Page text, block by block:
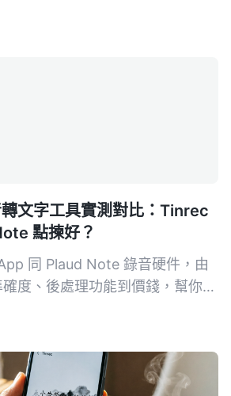
文字工具實測對比：Tinrec
點揀好？
同 Plaud Note 錄音硬件，由
度、後處理功能到價錢，幫你揀